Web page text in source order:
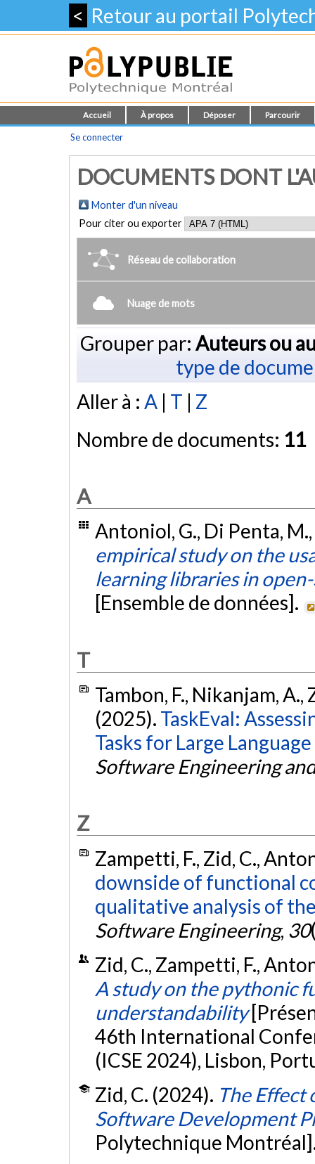
< Retour au portail
Accueil À propos Déposer Parcourir
Se connecter
DOCUMENTS DONT
Monter d'un niveau
Pour citer ou exporter
Réseau de collaboration
Nuage de mots
Grouper par: Auteurs ou
type de
Aller à : A | T | Z
Nombre de documents: 11
A
Antoniol, G., Di Penta,
empirical study on the
learning libraries in
[Ensemble de données].
T
Tambon, F., Nikanjam, A.,
(2025). TaskEval:
Tasks for Large
Software Engineering
Z
Zampetti, F., Zid, C.,
downside of functional
qualitative analysis of
Software Engineering, 30
Zid, C., Zampetti, F.,
A study on the pythonic
understandability
46th International
(ICSE 2024), Lisbon,
Zid, C. (2024). The Effect
Software Development
Polytechnique